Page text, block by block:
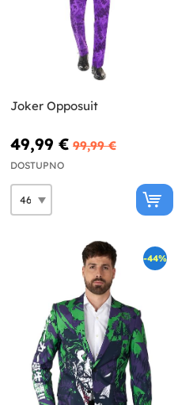
Joker Opposuit
49,99 € 99,99 €
DOSTUPNO
-44%